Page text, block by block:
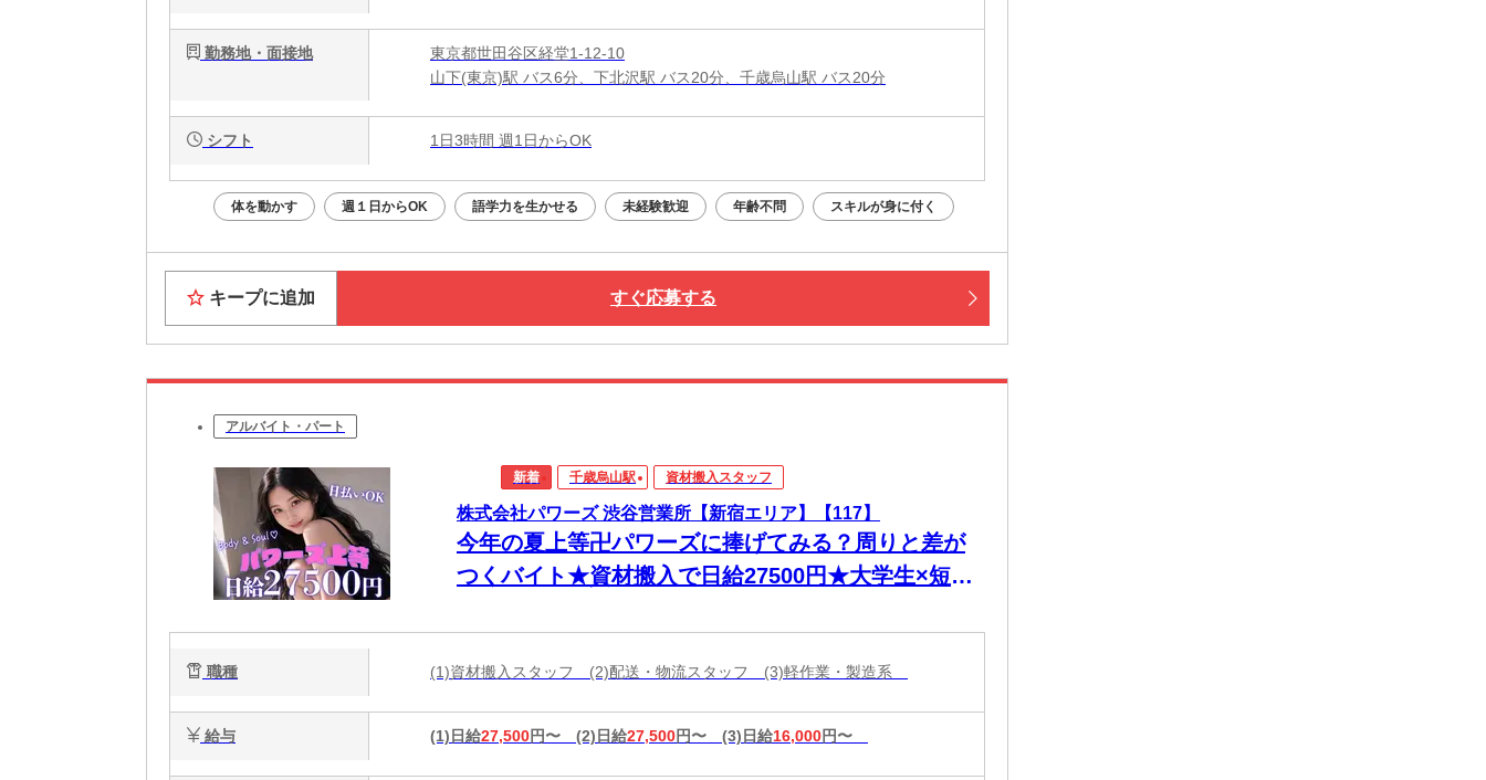
勤務地・面接地
東京都世田谷区経堂1-12-10
山下(東京)駅 バス6分、下北沢駅 バス20分、千歳烏山駅 バス20分
シフト 1日3時間 週1日からOK
体を動かす 週１日からOK 語学力を生かせる 未経験歓迎 年齢不問 スキルが身に付く
キープに追加 すぐ応募する
アルバイト・パート
新着 千歳烏山駅 資材搬入スタッフ
株式会社パワーズ 渋谷営業所【新宿エリア】【117】
今年の夏上等卍パワーズに捧げてみる？周りと差が
つくバイト★資材搬入で日給27500円★大学生×短期
職種 (1)資材搬入スタッフ (2)配送・物流スタッフ (3)軽作業・製造系
給与 (1)日給27,500円〜 (2)日給27,500円〜 (3)日給16,000円〜